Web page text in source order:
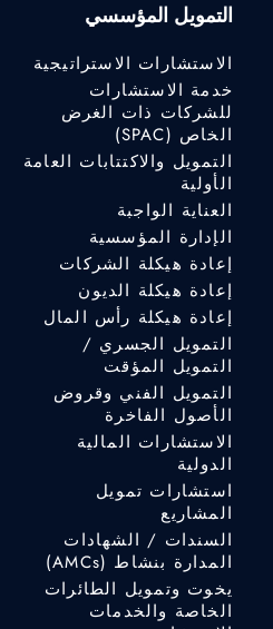
التمويل المؤسسي
الاستشارات الاستراتيجية
خدمة الاستشارات
للشركات ذات الغرض
الخاص (SPAC)
التمويل والاكتتابات العامة
الأولية
العناية الواجبة
الإدارة المؤسسية
إعادة هيكلة الشركات
إعادة هيكلة الديون
إعادة هيكلة رأس المال
التمويل الجسري /
التمويل المؤقت
التمويل الفني وقروض
الأصول الفاخرة
الاستشارات المالية
الدولية
استشارات تمويل
المشاريع
السندات / الشهادات
المدارة بنشاط (AMCs)
يخوت وتمويل الطائرات
الخاصة والخدمات